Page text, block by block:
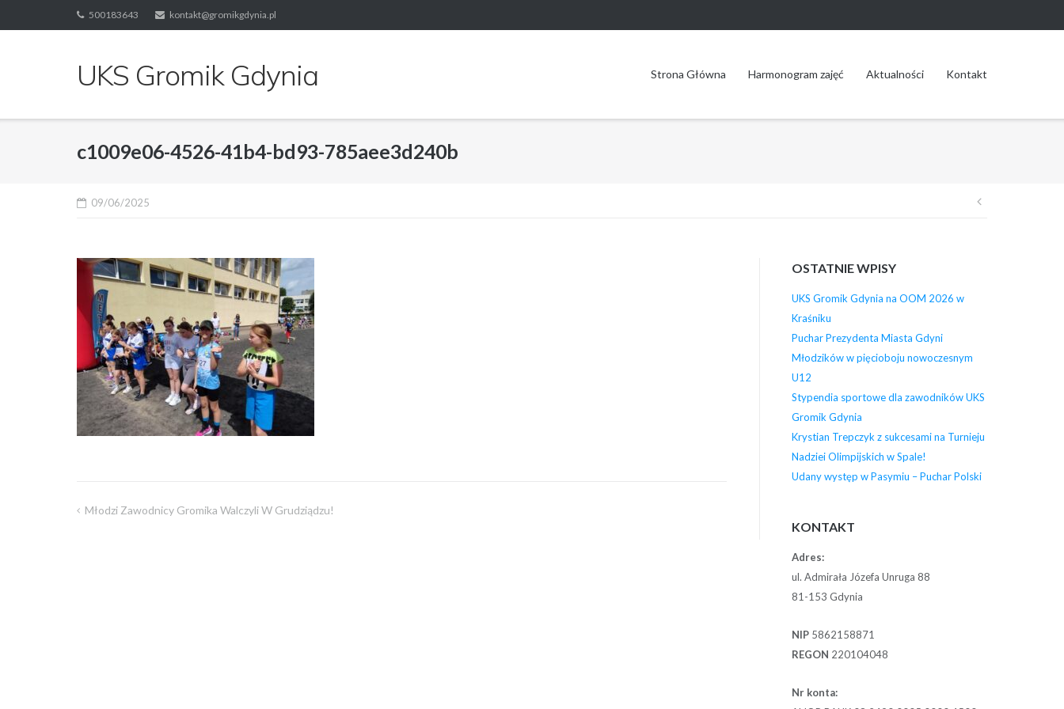
to
500183643 kontakt@gromikgdynia.pl
UKS Gromik Gdynia Strona Główna Harmonogram zajęć Aktualności Kontakt
c1009e06-4526-41b4-bd93-785aee3d240b
09/06/2025
Nawigacja
Nawigacja
Młodzi Zawodnicy Gromika Walczyli W Grudziądzu!
OSTATNIE WPISY
UKS Gromik Gdynia na OOM 2026 w
Kraśniku
Puchar Prezydenta Miasta Gdyni
Młodzików w pięcioboju nowoczesnym
U12
Stypendia sportowe dla zawodników UKS
Gromik Gdynia
Krystian Trepczyk z sukcesami na Turnieju
Nadziei Olimpijskich w Spale!
Udany występ w Pasymiu – Puchar Polski
KONTAKT
Adres:
ul. Admirała Józefa Unruga 88
81-153 Gdynia
NIP 5862158871
REGON 220104048
Nr konta: